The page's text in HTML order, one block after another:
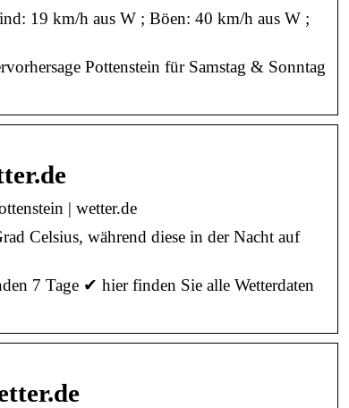
19 km/h aus W ; Böen: 40 km/h aus W ;
Pottenstein für Samstag & Sonntag
| wetter.de
Celsius, während diese in der Nacht auf
7 Tage ✔ hier finden Sie alle Wetterdaten